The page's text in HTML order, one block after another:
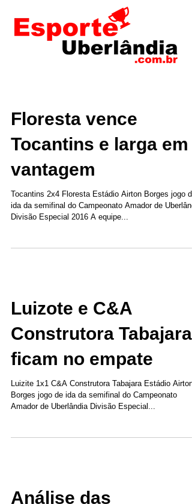
Floresta vence
Tocantins e larga em
vantagem
Tocantins 2x4 Floresta Estádio Airton Borges jogo de
ida da semifinal do Campeonato Amador de
Divisão Especial 2016 A equipe...
Luizote e C&A
Construtora Tabajara
ficam no empate
Luizite 1x1 C&A Construtora Tabajara Estádio Airton
Borges jogo de ida da semifinal do Campeonato
Amador de Uberlândia Divisão Especial...
Análise das